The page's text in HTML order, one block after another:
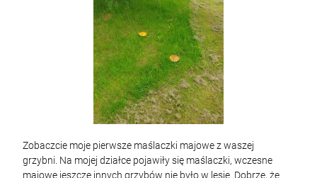
Zobaczcie moje pierwsze maślaczki majowe z waszej
grzybni. Na mojej działce pojawiły się maślaczki, wczesne
majowe jeszcze innych grzybów nie było w lesie. Dobrze, że